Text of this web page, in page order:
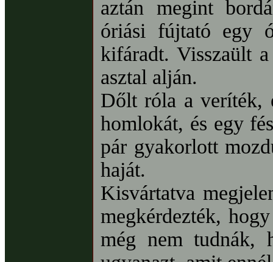
aztán megint
óriási fújtató egy
kifáradt. Visszaült
asztal alján.
Dőlt róla a veríték,
homlokát, és egy
pár gyakorlott
haját.
Kisvártatva
megkérdezték,
még nem tudnák,